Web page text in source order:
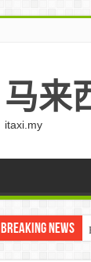
马来
itaxi.my
Breaking News